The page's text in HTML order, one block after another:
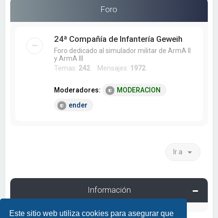
Este sitio web utiliza cookies para asegurar que
Foro
24ª Compañía de Infantería Geweih
Foro dedicado al simulador militar de ArmA II
y ArmA III
Temas: 242Mensajes: 1972
Moderadores:
MODERACION
ender
Ir a
Información